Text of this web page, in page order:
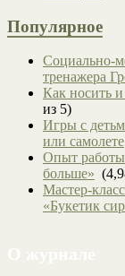
Популярное
Социально-
тренажера
Как носить и
из 5)
Игры с
или самолете
Опыт
больше»
Мастер-
«Букетик